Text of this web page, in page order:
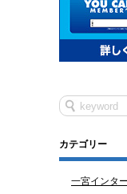
カテゴリー
一宮インタ